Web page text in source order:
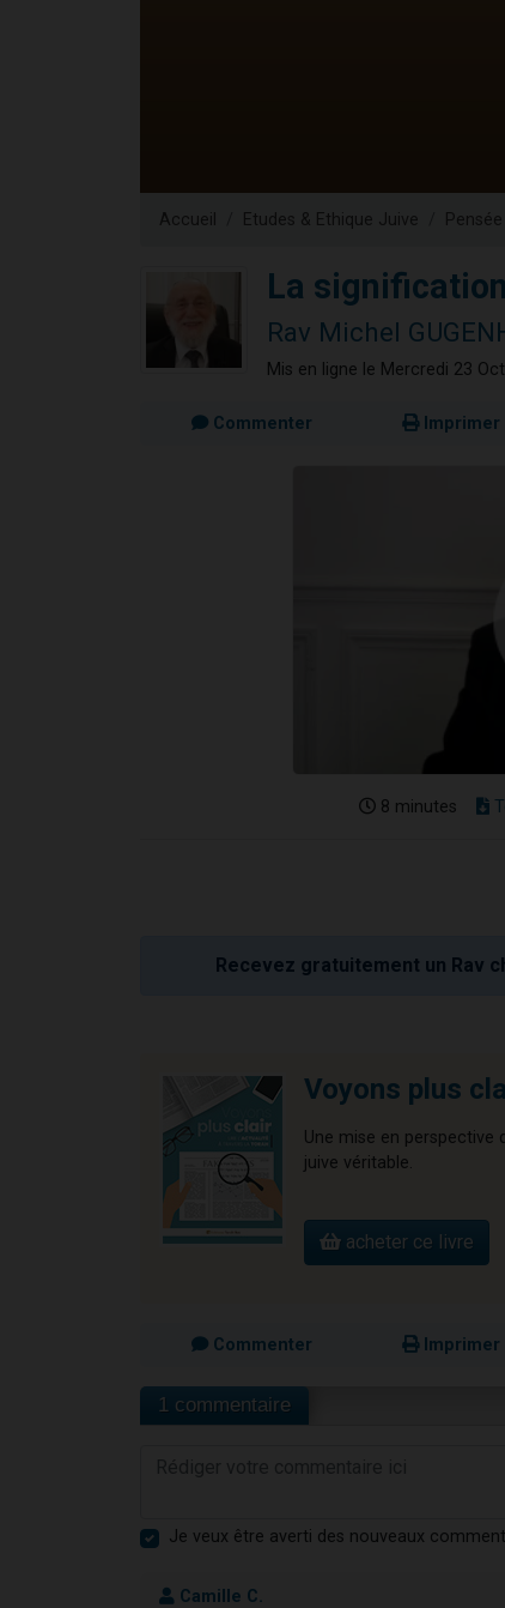
Ariel
Accueil Etudes & Ethique Juive
La
Rav Michel
Mis en ligne le Mercredi 23
Commenter Imprimer
8 minutes
Recevez gratuitement un Rav
Voyons plus
Une mise en perspective
juive véritable.
acheter ce livre
Commenter Imprimer
1 commentaire
Je veux être averti des nouveaux
Camille C.